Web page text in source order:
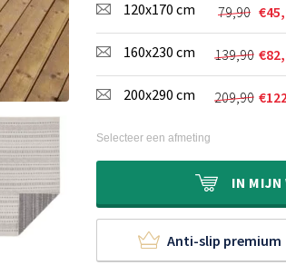
was:
€59,90.
is:
€29,95.
120x170 cm 79,90
prijs
was:
€79,90.
€
Huidige
prijs
is:
€45,95.
160x230 cm 139,90
prijs
was:
€
Huidige
prijs
is:
200x290 cm 209,90
€209,90.
€
Huidige
€122,95.
Selecteer een afmeting
IN MIJN
Anti-slip premium